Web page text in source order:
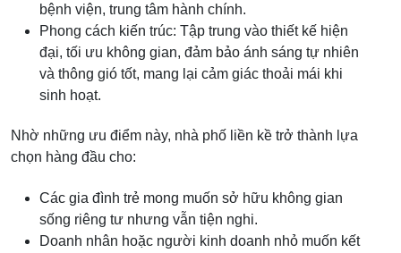
bệnh viện, trung tâm hành chính.
Phong cách kiến trúc: Tập trung vào thiết kế hiện
đại, tối ưu không gian, đảm bảo ánh sáng tự nhiên
và thông gió tốt, mang lại cảm giác thoải mái khi
sinh hoạt.
Nhờ những ưu điểm này, nhà phố liền kề trở thành lựa
chọn hàng đầu cho:
Các gia đình trẻ mong muốn sở hữu không gian
sống riêng tư nhưng vẫn tiện nghi.
Doanh nhân hoặc người kinh doanh nhỏ muốn kết